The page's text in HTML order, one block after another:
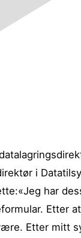
i
«Jeg har
Etter
Etter mitt